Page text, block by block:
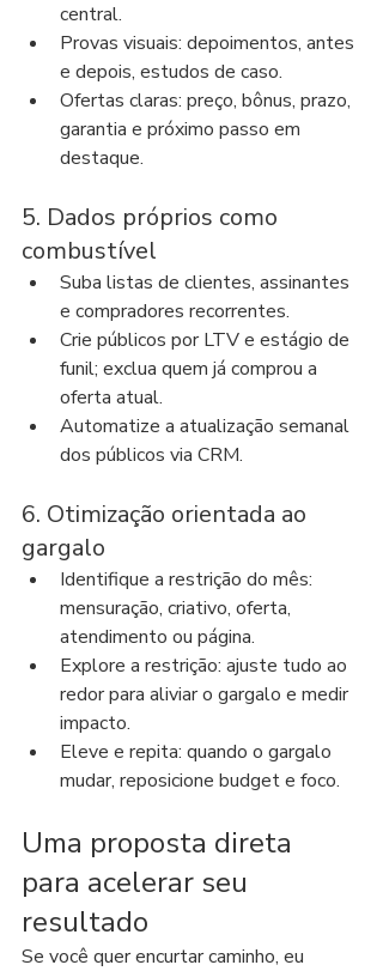
central.
Provas visuais: depoimentos, antes
e depois, estudos de caso.
Ofertas claras: preço, bônus, prazo,
garantia e próximo passo em
destaque.
5. Dados próprios como
combustível
Suba listas de clientes, assinantes
e compradores recorrentes.
Crie públicos por LTV e estágio de
funil; exclua quem já comprou a
oferta atual.
Automatize a atualização semanal
dos públicos via CRM.
6. Otimização orientada ao
gargalo
Identifique a restrição do mês:
mensuração, criativo, oferta,
atendimento ou página.
Explore a restrição: ajuste tudo ao
redor para aliviar o gargalo e medir
impacto.
Eleve e repita: quando o gargalo
mudar, reposicione budget e foco.
Uma proposta direta
para acelerar seu
resultado
Se você quer encurtar caminho, eu